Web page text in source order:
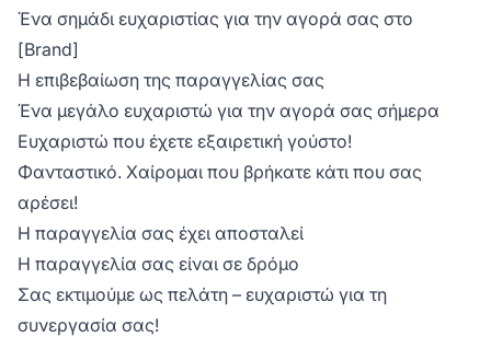
Ένα σημάδι ευχαριστίας για την αγορά σας στο
[Brand]
Η επιβεβαίωση της παραγγελίας σας
Ένα μεγάλο ευχαριστώ για την αγορά σας σήμερα
Ευχαριστώ που έχετε εξαιρετική γούστο!
Φανταστικό. Χαίρομαι που βρήκατε κάτι που σας
αρέσει!
Η παραγγελία σας έχει αποσταλεί
Η παραγγελία σας είναι σε δρόμο
Σας εκτιμούμε ως πελάτη – ευχαριστώ για τη
συνεργασία σας!